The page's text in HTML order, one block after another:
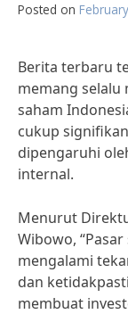
Posted on
Berita terbaru
memang selalu
saham
cukup
dipengaruhi
internal.
Menurut
Wibowo,
mengalami
dan
membuat